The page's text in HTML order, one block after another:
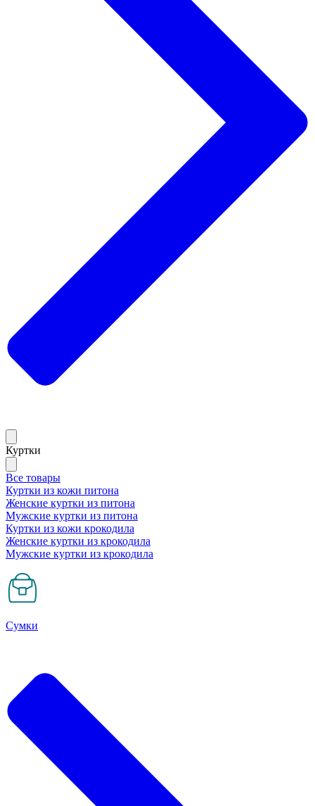
Куртки
Все товары
Куртки из кожи питона
Женские куртки из питона
Мужские куртки из питона
Куртки из кожи крокодила
Женские куртки из крокодила
Мужские куртки из крокодила
Сумки